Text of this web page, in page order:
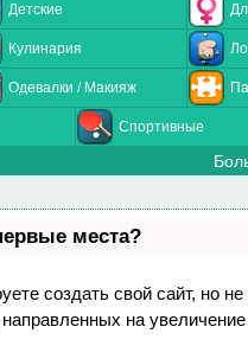
Детские
Кулинария
Одевалки / Макияж
Спортивные
места?
создать свой сайт, но
на